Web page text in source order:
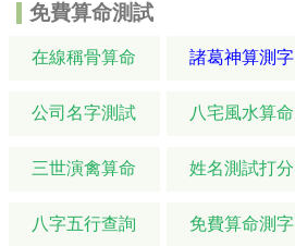
免費算命測試
在線稱骨算命 諸葛神算測字
公司名字測試 八宅風水算命
三世演禽算命 姓名測試打分
八字五行查詢 免費算命測字